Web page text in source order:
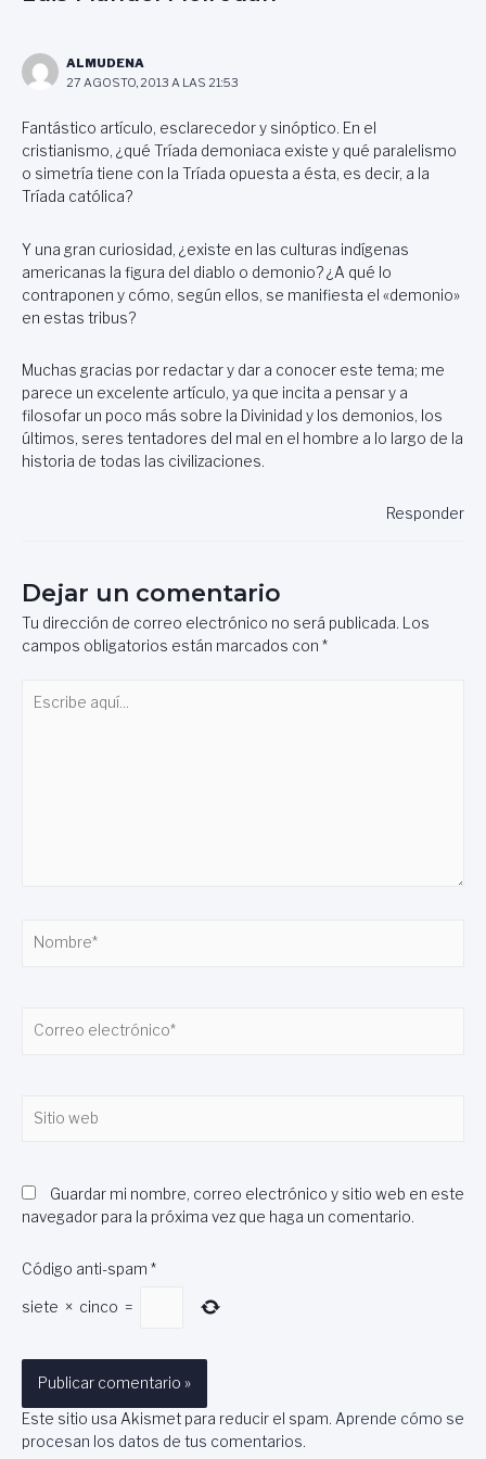
ALMUDENA
27 AGOSTO, 2013 A LAS 21:53
Fantástico artículo, esclarecedor y sinóptico. En el
cristianismo, ¿qué Tríada demoniaca existe y qué paralelismo
o simetría tiene con la Tríada opuesta a ésta, es decir, a la
Tríada católica?
Y una gran curiosidad, ¿existe en las culturas indígenas
americanas la figura del diablo o demonio? ¿A qué lo
contraponen y cómo, según ellos, se manifiesta el «demonio»
en estas tribus?
Muchas gracias por redactar y dar a conocer este tema; me
parece un excelente artículo, ya que incita a pensar y a
filosofar un poco más sobre la Divinidad y los demonios, los
últimos, seres tentadores del mal en el hombre a lo largo de la
historia de todas las civilizaciones.
Responder
Dejar un comentario
Tu dirección de correo electrónico no será publicada. Los
campos obligatorios están marcados con *
aquí...
electrónico*
web
Guardar mi nombre, correo electrónico y sitio web en este
navegador para la próxima vez que haga un comentario.
Código anti-spam *
siete × cinco =
Este sitio usa Akismet para reducir el spam. Aprende cómo se
procesan los datos de tus comentarios.